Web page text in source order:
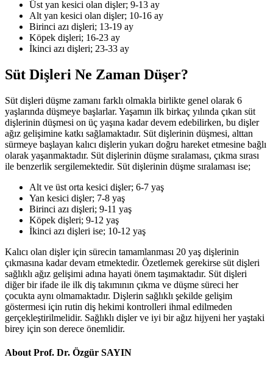
Üst yan kesici olan dişler; 9-13 ay
Alt yan kesici olan dişler; 10-16 ay
Birinci azı dişleri; 13-19 ay
Köpek dişleri; 16-23 ay
İkinci azı dişleri; 23-33 ay
Süt Dişleri Ne Zaman Düşer?
Süt dişleri düşme zamanı farklı olmakla birlikte genel olarak 6
yaşlarında düşmeye başlarlar. Yaşamın ilk birkaç yılında çıkan süt
dişlerinin düşmesi on üç yaşına kadar devem edebilirken, bu dişler
ağız gelişimine katkı sağlamaktadır. Süt dişlerinin düşmesi, alttan
sürmeye başlayan kalıcı dişlerin yukarı doğru hareket etmesine bağlı
olarak yaşanmaktadır. Süt dişlerinin düşme sıralaması, çıkma sırası
ile benzerlik sergilemektedir. Süt dişlerinin düşme sıralaması ise;
Alt ve üst orta kesici dişler; 6-7 yaş
Yan kesici dişler; 7-8 yaş
Birinci azı dişleri; 9-11 yaş
Köpek dişleri; 9-12 yaş
İkinci azı dişleri ise; 10-12 yaş
Kalıcı olan dişler için sürecin tamamlanması 20 yaş dişlerinin
çıkmasına kadar devam etmektedir. Özetlemek gerekirse süt dişleri
sağlıklı ağız gelişimi adına hayati önem taşımaktadır. Süt dişleri
diğer bir ifade ile ilk diş takımının çıkma ve düşme süreci her
çocukta aynı olmamaktadır. Dişlerin sağlıklı şekilde gelişim
göstermesi için rutin diş hekimi kontrolleri ihmal edilmeden
gerçekleştirilmelidir. Sağlıklı dişler ve iyi bir ağız hijyeni her yaştaki
birey için son derece önemlidir.
About Prof. Dr. Özgür SAYIN